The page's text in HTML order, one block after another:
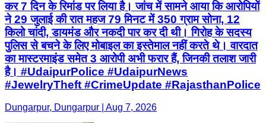
कर 7 दिन के रिमांड पर लिया है। जांच में सामने आया कि आरोपियों
ने 29 जुलाई की रात महज 79 मिनट में 350 ग्राम सोना, 12
किलो चांदी, डायमंड और नकदी पार कर दी थी। गिरोह के सदस्य
पुलिस से बचने के लिए मोबाइल का इस्तेमाल नहीं करते थे। वारदात
का मास्टरमाइंड समेत 3 आरोपी अभी फरार हैं, जिनकी तलाश जारी
है। #UdaipurPolice #UdaipurNews
#JewelryTheft #CrimeUpdate #RajasthanPolice
Dungarpur, Dungarpur | Aug 7, 2026